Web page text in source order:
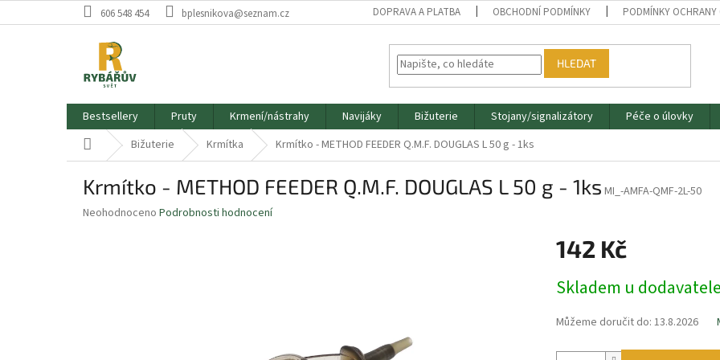
na
606 548 454 bplesnikova@seznam.cz DOPRAVA A PLATBA OBCHODNÍ PODMÍNKY PODMÍNKY OCHRANY
HLEDAT
Bestsellery Pruty Krmení/nástrahy Navijáky Bižuterie Stojany/signalizátory Péče o úlovky
Domů Bižuterie Krmítka Krmítko - METHOD FEEDER Q.M.F. DOUGLAS L 50 g - 1ks
Krmítko - METHOD FEEDER Q.M.F. DOUGLAS L 50 g - 1ks MI_-AMFA-QMF-2L-50
Průměrné
Neohodnoceno Podrobnosti hodnocení
142 Kč
cena:
Skladem u dodavatele
Můžeme doručit do: 13.8.2026